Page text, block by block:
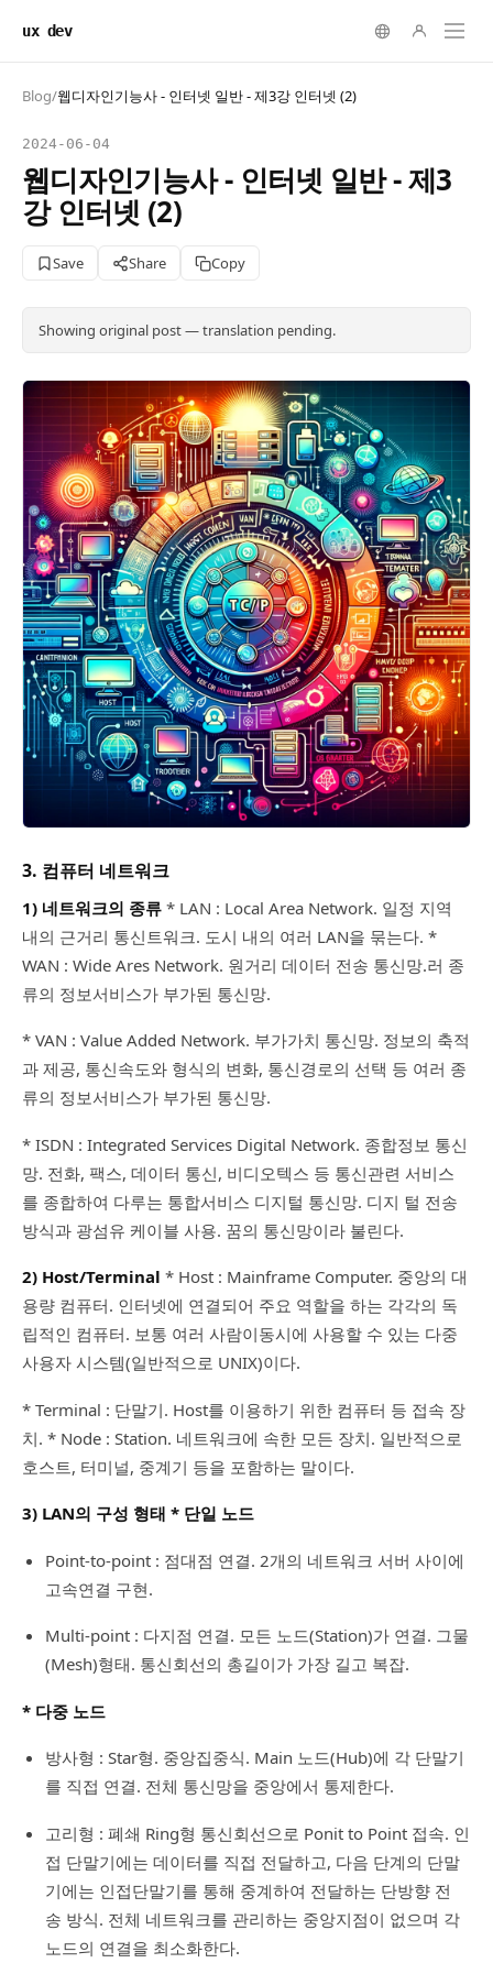
ux dev
Blog/웹디자인기능사 - 인터넷 일반 - 제3강 인터넷 (2)
2024-06-04
웹디자인기능사 - 인터넷 일반 - 제3
강 인터넷 (2)
Save Share Copy
Showing original post — translation pending.
3. 컴퓨터 네트워크
1) 네트워크의 종류 * LAN : Local Area Network. 일정 지역
내의 근거리 통신트워크. 도시 내의 여러 LAN을 묶는다. *
WAN : Wide Ares Network. 원거리 데이터 전송 통신망.러 종
류의 정보서비스가 부가된 통신망.
* VAN : Value Added Network. 부가가치 통신망. 정보의 축적
과 제공, 통신속도와 형식의 변화, 통신경로의 선택 등 여러 종
류의 정보서비스가 부가된 통신망.
* ISDN : Integrated Services Digital Network. 종합정보 통신
망. 전화, 팩스, 데이터 통신, 비디오텍스 등 통신관련 서비스
를 종합하여 다루는 통합서비스 디지털 통신망. 디지 털 전송
방식과 광섬유 케이블 사용. 꿈의 통신망이라 불린다.
2) Host/Terminal * Host : Mainframe Computer. 중앙의 대
용량 컴퓨터. 인터넷에 연결되어 주요 역할을 하는 각각의 독
립적인 컴퓨터. 보통 여러 사람이동시에 사용할 수 있는 다중
사용자 시스템(일반적으로 UNIX)이다.
* Terminal : 단말기. Host를 이용하기 위한 컴퓨터 등 접속 장
치. * Node : Station. 네트워크에 속한 모든 장치. 일반적으로
호스트, 터미널, 중계기 등을 포함하는 말이다.
3) LAN의 구성 형태 * 단일 노드
Point-to-point : 점대점 연결. 2개의 네트워크 서버 사이에
고속연결 구현.
Multi-point : 다지점 연결. 모든 노드(Station)가 연결. 그물
(Mesh)형태. 통신회선의 총길이가 가장 길고 복잡.
* 다중 노드
방사형 : Star형. 중앙집중식. Main 노드(Hub)에 각 단말기
를 직접 연결. 전체 통신망을 중앙에서 통제한다.
고리형 : 폐쇄 Ring형 통신회선으로 Ponit to Point 접속. 인
접 단말기에는 데이터를 직접 전달하고, 다음 단계의 단말
기에는 인접단말기를 통해 중계하여 전달하는 단방향 전
송 방식. 전체 네트워크를 관리하는 중앙지점이 없으며 각
노드의 연결을 최소화한다.